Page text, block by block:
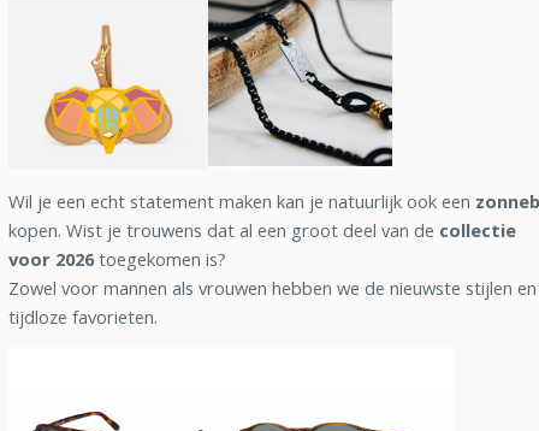
Wil je een echt statement maken kan je natuurlijk ook een
kopen. Wist je trouwens dat al een groot deel van de collectie
voor 2026toegekomen is?
Zowel voor mannen als vrouwen hebben we de nieuwste stijlen en
tijdloze favorieten.